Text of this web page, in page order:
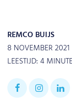
REMCO BUIJS
8 NOVEMBER 2021
LEESTIJD:4